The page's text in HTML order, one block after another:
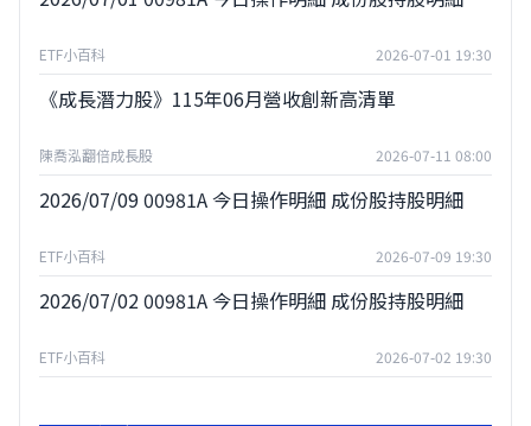
ETF小百科 2026-07-01 19:30
《成長潛力股》115年06月營收創新高清單
陳喬泓翻倍成長股 2026-07-11 08:00
2026/07/09 00981A 今日操作明細 成份股持股明細
ETF小百科 2026-07-09 19:30
2026/07/02 00981A 今日操作明細 成份股持股明細
ETF小百科 2026-07-02 19:30